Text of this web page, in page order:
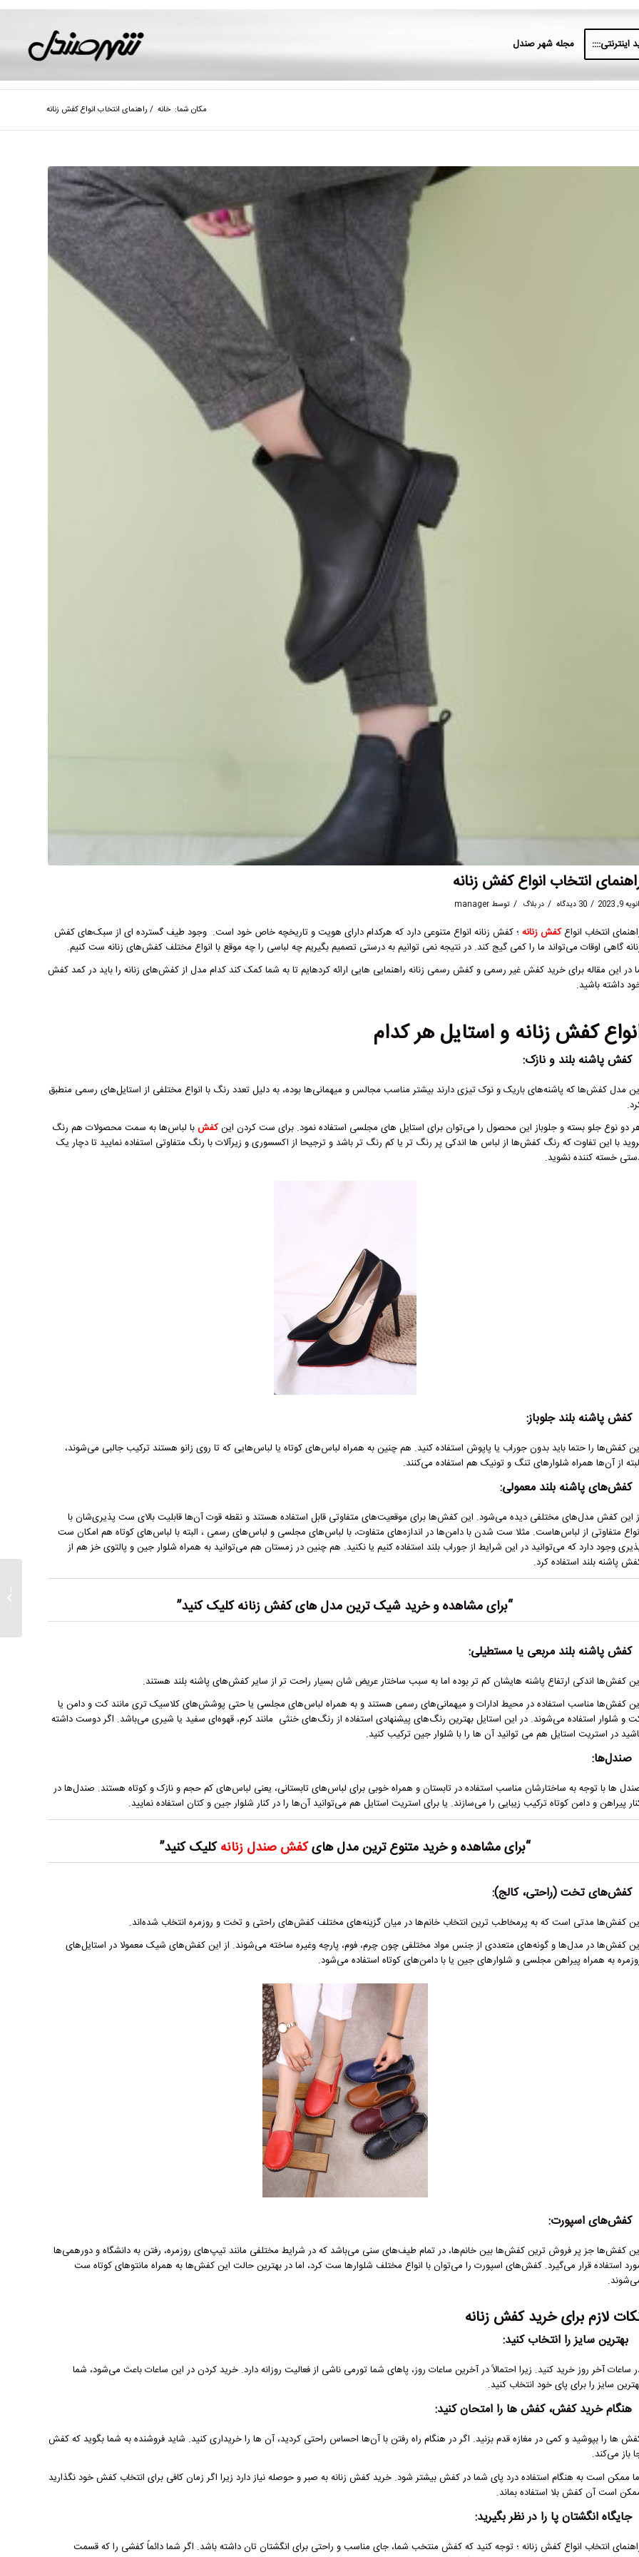
اینترنتی:::: مجله شهر صندل
مکان شما: خانه / راهنمای انتخاب انواع کفش زنانه
انتخاب انواع کفش زنانه
9, 2023
/ 30 دیدگاه / دربلاگ / توسط manager
انتخاب انواعکفش زنانه ؛ کفش زنانه انواع متنوعی دارد که هرکدام دارای هویت و تاریخچه خاص خود است. وجود طیف گسترده ای از سبک‌های کفش
گاهی اوقات می‌تواند ما را کمی گیج کند. در نتیجه نمی‏ توانیم به درستی تصمیم بگیریم چه لباسی را چه موقع با انواع مختلف کفش‌های زنانه ست کنیم.
در این مقاله برای خرید کفش غیر رسمی و کفش رسمی زنانه راهنمایی‏ هایی ارائه کرده‏ایم تا به شما کمک کند کدام مدل از کفش‌های زنانه را باید در کمد کفش
داشته باشید.
کفش زنانه و استایل هر کدام
کفش پاشنه بلند و نازک:
مدل کفش‌ها که پاشنه‌های باریک و نوک تیزی دارند بیشتر مناسب مجالس و میهمانی‌ها بوده، به دلیل تعدد رنگ با انواع مختلفی از استایل‌های رسمی منطبق
دو نوع جلو بسته و جلوباز این محصول را می‌توان برای استایل های مجلسی استفاده نمود. برای ست کردن اینکفشبا لباس‌ها به سمت محصولات هم‌ رنگ
با این تفاوت که رنگ کفش‌ها از لباس ها اندکی پر رنگ‌ تر یا کم ‌رنگ‌ تر باشد و ترجیحا از اکسسوری و زیرآلات با رنگ متفاوتی استفاده نمایید تا دچار یک
خسته کننده نشوید.
کفش پاشنه بلند جلوباز:
کفش‌ها را حتما باید بدون جوراب یا پاپوش استفاده کنید. هم چنین به همراه لباس‌های کوتاه یا لباس‌هایی که تا روی زانو هستند ترکیب جالبی می‌شوند،
از آن‌ها همراه شلوارهای تنگ و تونیک هم استفاده می‌کنند.
کفش‌های پاشنه بلند معمولی:
این کفش مدل‌های مختلفی دیده می‌شود. این کفش‌ها برای موقعیت‌های متفاوتی قابل استفاده هستند و نقطه قوت آن‌ها قابلیت بالای ست ‌پذیری‌شان با
متفاوتی از لباس‌هاست. مثلا ست شدن با دامن‌ها در اندازه‌های متفاوت، با لباس‌های مجلسی و لباس‌های رسمی ، البته با لباس‌های کوتاه هم امکان ست‌
وجود دارد که می‌توانید در این شرایط از جوراب بلند استفاده کنیم یا نکنید. هم چنین در زمستان هم می‌توانید به همراه شلوار جین و پالتوی خز هم از
پاشنه بلند استفاده کرد.
“برای مشاهده و خرید شیک ترین مدل های کفش زنانه کلیک کنید”
کفش پاشنه بلند مربعی یا مستطیلی:
کفش‌ها اندکی ارتفاع پاشنه‌ هایشان کم تر بوده اما به سبب ساختار عریض‌ شان بسیار راحت‌ تر از سایر کفش‌های پاشنه بلند هستند.
کفش‌ها مناسب استفاده در محیط ادارات و میهمانی‌های رسمی هستند و به همراه لباس‌های مجلسی یا حتی پوشش‌های کلاسیک‌ تری مانند کت‌ و دامن یا
و شلوار استفاده می‌شوند. در این استایل بهترین رنگ‌های پیشنهادی استفاده از رنگ‌های خنثی مانند کرم، قهوه‌ای سفید یا شیری می‌باشد. اگر دوست داشته
در استریت استایل هم می توانید آن ها را با شلوار جین ترکیب کنید.
صندل‌ها:
ها با توجه به ساختارشان مناسب استفاده در تابستان و همراه خوبی برای لباس‌های تابستانی، یعنی لباس‌های کم حجم و نازک و کوتاه هستند. صندل‌ها در
پیراهن و دامن کوتاه ترکیب زیبایی را می‌سازند. یا برای استریت استایل هم می‌توانید آن‌ها را در کنار شلوار جین و کتان استفاده نمایید.
“برای مشاهده و خرید متنوع ترین مدل هایکفش صندل زنانهکلیک کنید”
کفش‌های تخت (راحتی، کالج):
کفش‌ها مدتی است که به پرمخاطب‌ ترین انتخاب خانم‌ها در میان گزینه‌های مختلف کفش‌های راحتی و تخت و روزمره انتخاب شده‌اند.
کفش‌ها در مدل‌ها و گونه‌های متعددی از جنس مواد مختلفی چون چرم، فوم، پارچه وغیره ساخته می‌شوند. از این کفش‌های شیک معمولا در استایل‌های
به همراه پیراهن مجلسی و شلوارهای جین یا با دامن‌های کوتاه استفاده می‌شود.
کفش‌های اسپورت:
کفش‌ها جز پر فروش ترین کفش‌ها بین خانم‌ها، در تمام طیف‌های سنی می‌باشد که در شرایط مختلفی مانند تیپ‌های روزمره، رفتن به دانشگاه و دورهمی‌ها
استفاده قرار می‌گیرد. کفش‌های اسپورت را می‌توان با انواع مختلف شلوارها ست کرد، اما در بهترین حالت این کفش‌‌ها به همراه مانتوهای کوتاه ست
لازم برای خرید کفش زنانه
بهترین سایز را انتخاب کنید:
ساعات آخر روز خرید کنید. زیرا احتمالاً در آخرین ساعات روز، پاهای شما تورمی ناشی از فعالیت روزانه دارد. خرید کردن در این ساعات باعث می‌شود، شما
سایز را برای پای خود انتخاب کنید.
هنگام خرید کفش، کفش‌ ها را امتحان کنید:
ها را بپوشید و کمی در مغازه قدم بزنید. اگر در هنگام راه رفتن با آن‌ها احساس راحتی کردید، آن‌ ها را خریداری کنید. شاید فروشنده به شما بگوید که کفش
باز می‌کند.
ممکن است به هنگام استفاده درد پای شما در کفش بیشتر شود. خرید کفش زنانه به صبر و حوصله نیاز دارد زیرا اگر زمان کافی برای انتخاب کفش خود نگذارید
است آن کفش بلا استفاده بماند.
جایگاه انگشتان پا را در نظر بگیرید:
انتخاب انواع کفش زنانه ؛ توجه کنید که کفش منتخب شما، جای مناسب و راحتی برای انگشتان تان داشته باشد. اگر شما دائماً کفشی را که قسمت
کفش